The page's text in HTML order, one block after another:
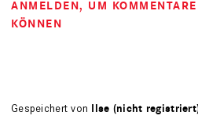
ANMELDEN, UM
KÖNNEN
Gespeichert von Ilse (nicht